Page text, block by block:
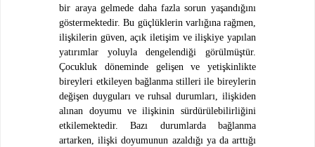
bir araya gelmede daha fazla sorun yaşandığını
göstermektedir. Bu güçlüklerin varlığına rağmen,
ilişkilerin güven, açık iletişim ve ilişkiye yapılan
yatırımlar yoluyla dengelendiği görülmüştür.
Çocukluk döneminde gelişen ve yetişkinlikte
bireyleri etkileyen bağlanma stilleri ile bireylerin
değişen duyguları ve ruhsal durumları, ilişkiden
alınan doyumu ve ilişkinin sürdürülebilirliğini
etkilemektedir. Bazı durumlarda bağlanma
artarken, ilişki doyumunun azaldığı ya da arttığı